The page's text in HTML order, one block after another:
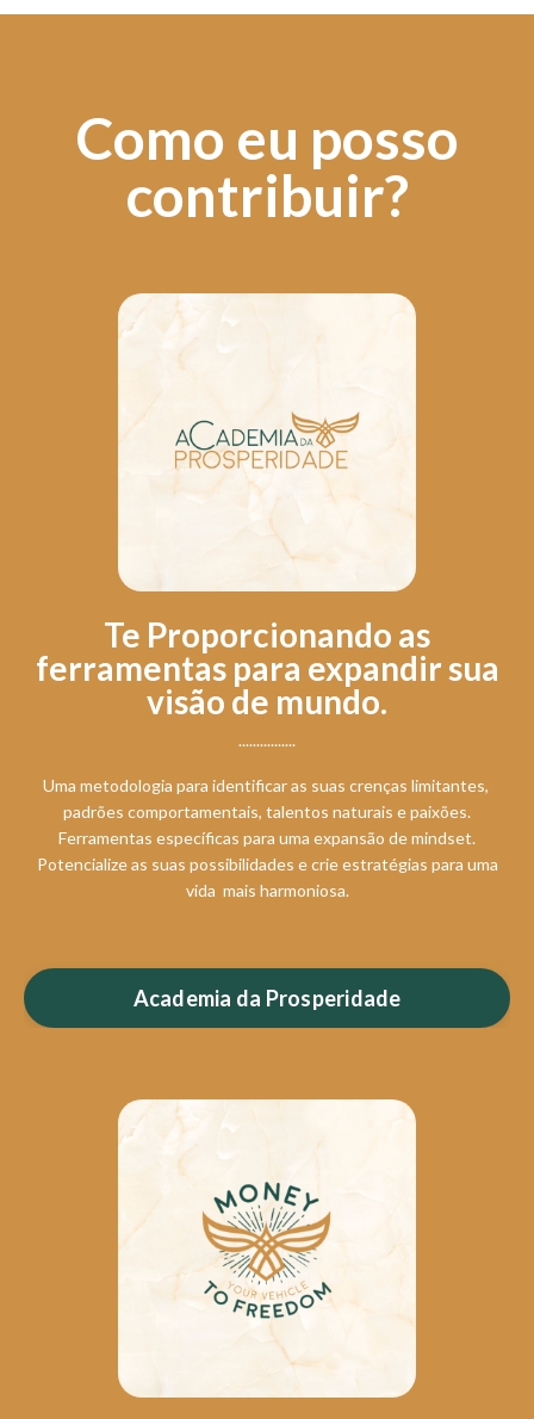
Como eu posso
contribuir?
Te Proporcionando as
ferramentas para expandir sua
visão de mundo.
................
Uma metodologia para identificar as suas crenças limitantes,
padrões comportamentais, talentos naturais e paixões.
Ferramentas específicas para uma expansão de mindset.
Potencialize as suas possibilidades e crie estratégias para uma
vida mais harmoniosa.
Academia da Prosperidade